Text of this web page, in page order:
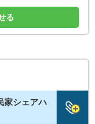
る
家シェアハ